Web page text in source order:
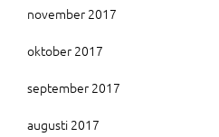
november 2017
oktober 2017
september 2017
augusti 2017